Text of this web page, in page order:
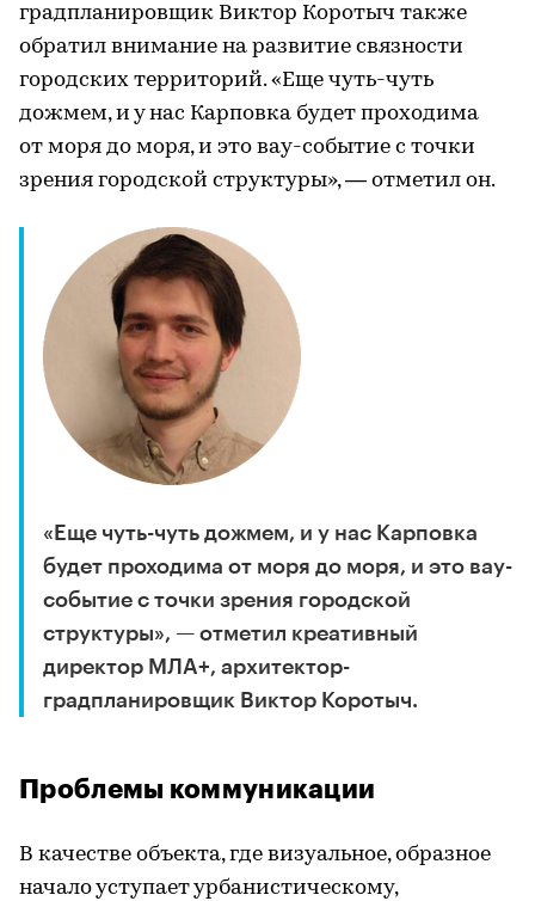
градпланировщик Виктор Коротыч также
обратил внимание на развитие связности
городских территорий. «Еще чуть-чуть
дожмем, и у нас Карповка будет проходима
от моря до моря, и это вау-событие с точки
зрения городской структуры», — отметил он.
«Еще чуть-чуть дожмем, и у нас Карповка
будет проходима от моря до моря, и это вау-
событие с точки зрения городской
структуры», — отметил креативный
директор МЛА+, архитектор-
градпланировщик Виктор Коротыч.
Проблемы коммуникации
В качестве объекта, где визуальное, образное
начало уступает урбанистическому,